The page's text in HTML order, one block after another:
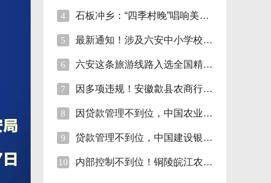
4 石板冲乡：“四季村晚”唱响美好新生活
5 最新通知！涉及六安中小学校伙食费
6 六安这条旅游线路入选全国精品!
7 因多项违规！安徽歙县农商行合计被罚110万
8 因贷款管理不到位，中国农业银行砀山支行被
9 贷款管理不到位，中国建设银行股份砀山支行
10 内部控制不到位！铜陵皖江农村商行被罚35万